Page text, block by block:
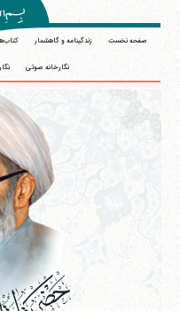
صفحه نخست زندگینامه و گاهشمار
نگارخانه صوتی